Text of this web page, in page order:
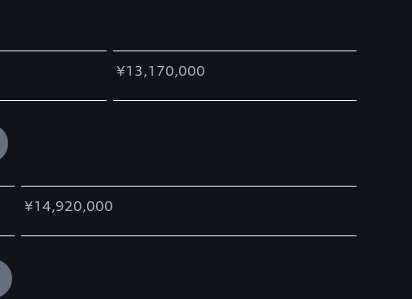
¥13,170,000
¥14,920,000